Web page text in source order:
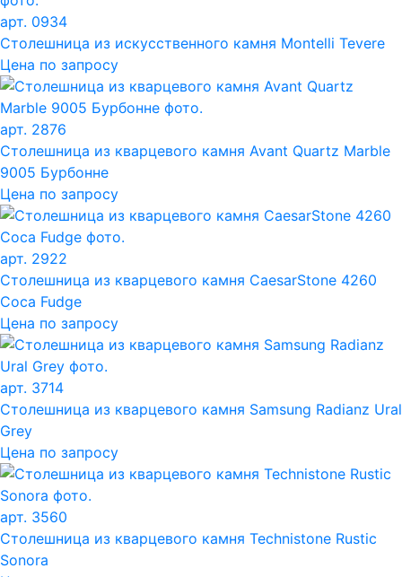
арт. 0934
Столешница из искусственного камня Montelli Tevere
Цена по запросу
арт. 2876
Столешница из кварцевого камня Avant Quartz Marble
9005 Бурбонне
Цена по запросу
арт. 2922
Столешница из кварцевого камня CaesarStone 4260
Coca Fudge
Цена по запросу
арт. 3714
Столешница из кварцевого камня Samsung Radianz Ural
Grey
Цена по запросу
арт. 3560
Столешница из кварцевого камня Technistone Rustic
Sonora